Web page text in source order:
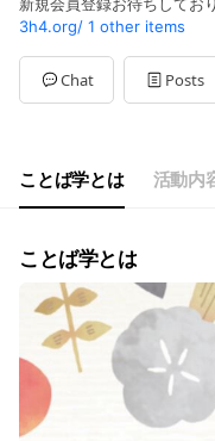
3h4.org/ 1 other items
Chat Posts
ことば学とは 活動内
ことば学とは